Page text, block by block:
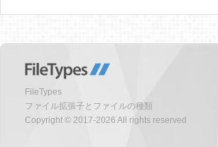
FileTypes
ファイル拡張子とファイルの種類
Copyright © 2017-2026 All rights reserved